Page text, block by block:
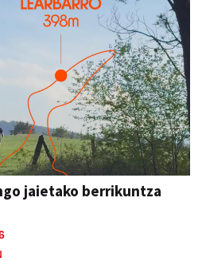
jaietako berrikuntza